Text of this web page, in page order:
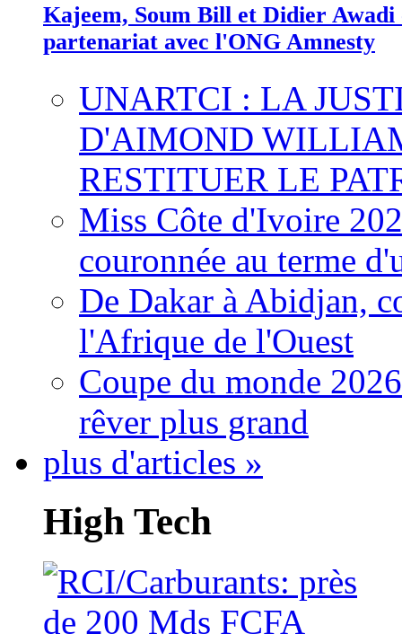
Kajeem, Soum Bill et Didier
partenariat avec l'ONG Amnesty
UNARTCI : LA
D'AIMOND
RESTITUER LE
Miss Côte d'Ivoire
couronnée au terme
De Dakar à Abidjan,
l'Afrique de l'Ouest
Coupe du monde
rêver plus grand
plus d'articles »
High Tech